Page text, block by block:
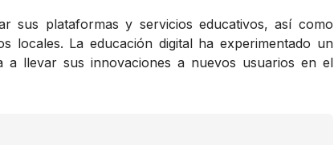
sus plataformas y servicios educativos, así como
locales. La educación digital ha experimentado un
llevar sus innovaciones a nuevos usuarios en el